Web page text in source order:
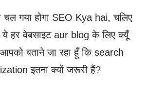
गया होगा SEO Kya hai, चलिए
हर वेबसाइट aur blog के लिए क्यूँ
बताने जा रहा हूँ कि search
इतना क्यों जरूरी हैं?